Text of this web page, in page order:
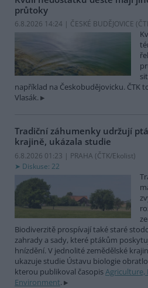
průtoky
6.8.2026 14:24 | ČESKÉ BUDĚJOVICE (
například na Českobudějovicku. ČTK
Vlasák.
Tradiční záhumenky udržují
krajině, ukázala studie
6.8.2026 01:23 | PRAHA (ČTK/Ekolist)
Diskuse: 22
Biodiverzitě prospívají také staré
zahrady a sady, které ptákům
hnízdění. V jednolité zemědělské
ukazuje studie Ústavu biologie
kterou publikoval časopisAgriculture,
Environment.